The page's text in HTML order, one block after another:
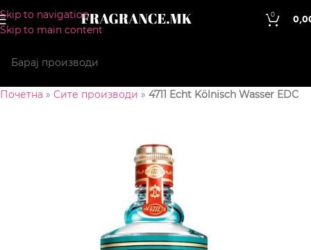
Skip to navigation
Skip to main content
0
Почетна » Сите производи » 4711 Echt Kölnisch Wasser EDC